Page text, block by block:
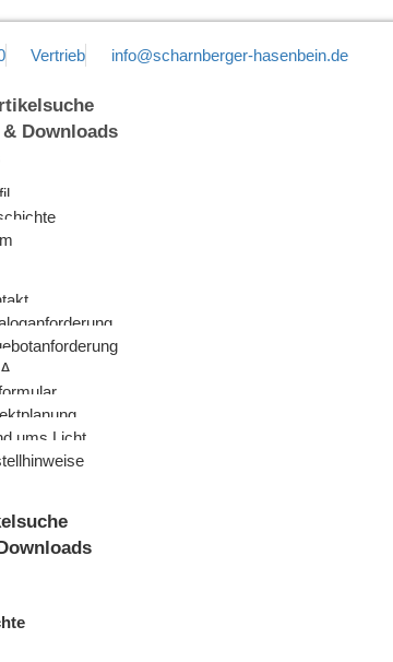
Vertrieb info@scharnberger-hasenbein.de
Downloads
ums Licht